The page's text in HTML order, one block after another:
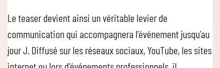
Le teaser devient ainsi un véritable levier de
communication qui accompagnera l’événement jusqu’au
jour J. Diffusé sur les réseaux sociaux, YouTube, les sites